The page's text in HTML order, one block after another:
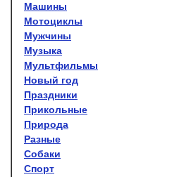
Машины
Мотоциклы
Мужчины
Музыка
Мультфильмы
Новый год
Праздники
Прикольные
Природа
Разные
Собаки
Спорт